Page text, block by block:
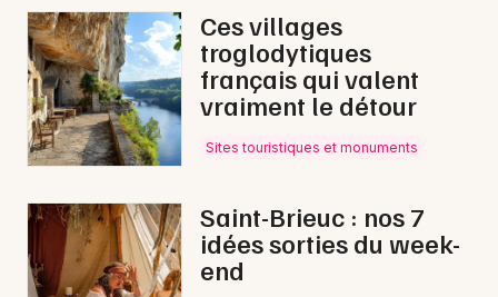
Sports
Soirées
Sorties famille
Sorties & loisirs
Journées du Patrimoine en Bretagne
Paris
Strasbourg
Toulouse
Toutes les villes
Ces villages
troglodytiques
français qui valent
vraiment le détour
Sites touristiques et monuments
Saint-Brieuc : nos 7
idées sorties du week-
end